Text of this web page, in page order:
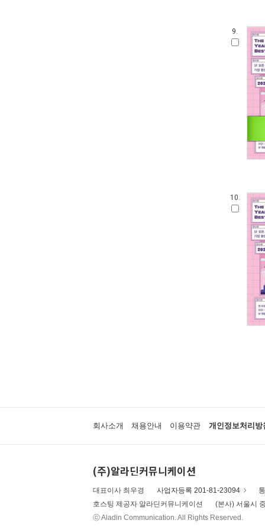
9.
10.
회사소개 채용안내 이용약관 개인정보처리방
(주)알라딘커뮤니케이션
대표이사 최우경 사업자등록 201-81-23094
호스팅 제공자 알라딘커뮤니케이션
(본사) 서울시
ⓒ Aladin Communication. All Rights Reserved.